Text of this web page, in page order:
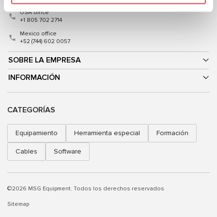
SOBRE LA EMPRESA
INFORMACIÓN
USA office
+1 805 702 2714
Mexico office
+52 (744) 602 0057
CATEGORÍAS
Equipamiento Herramienta especial Formación
Cables Software
©2026 MSG Equipment. Todos los derechos reservados
Sitemap